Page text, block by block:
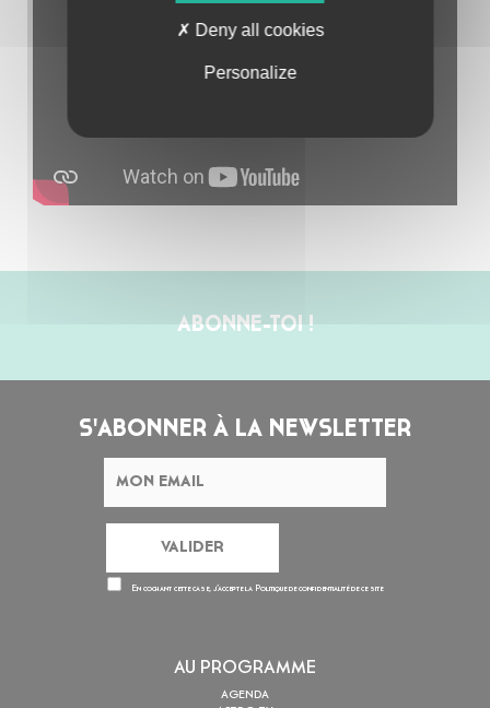
ABONNE-TOI !
S'ABONNER À LA NEWSLETTER
En cochant cette case, j’accepte la Politique de confidentialitéde ce site
AU PROGRAMME
AGENDA
Deny all cookies
Personalize